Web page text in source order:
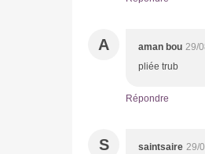
A aman bou 29/
pliée trub
Répondre
S saintsaire 29/